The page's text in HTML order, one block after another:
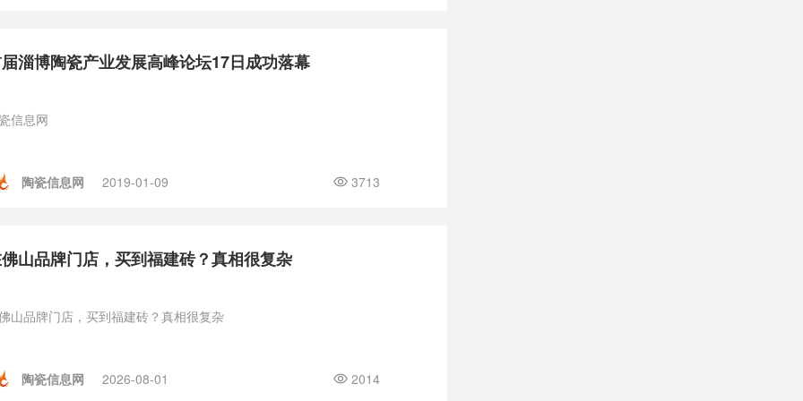
淄博陶瓷产业发展高峰论坛17日成功落幕
信息网
陶瓷信息网 2019-01-09 3713
山品牌门店，买到福建砖？真相很复杂
山品牌门店，买到福建砖？真相很复杂
陶瓷信息网 2026-08-01 2014